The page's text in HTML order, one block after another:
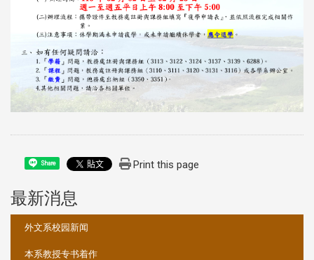
Share Print this page
最新消息
外文系校园新闻
本系教授专书着作